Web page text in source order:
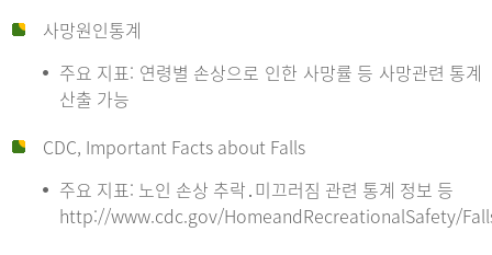
사망원인통계
주요 지표: 연령별 손상으로 인한 사망률 등 사망관련 통계
산출 가능
CDC, Important Facts about Falls
주요 지표: 노인 손상 추락․미끄러짐 관련 통계 정보 등
http://www.cdc.gov/HomeandRecreationalSafety/